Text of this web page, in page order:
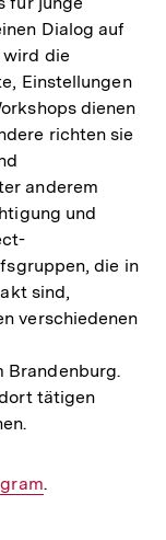
Dialog auf
wird die
Einstellungen
dienen
richten sie
anderem
und
die in
sind,
verschiedenen
Brandenburg.
tätigen
.